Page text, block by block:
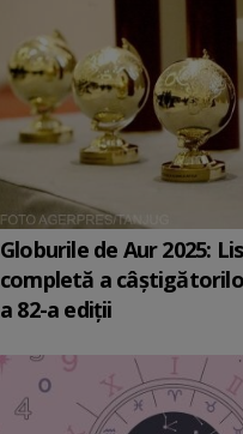
Globurile de Aur 2025:
completă a
a 82-a ediții